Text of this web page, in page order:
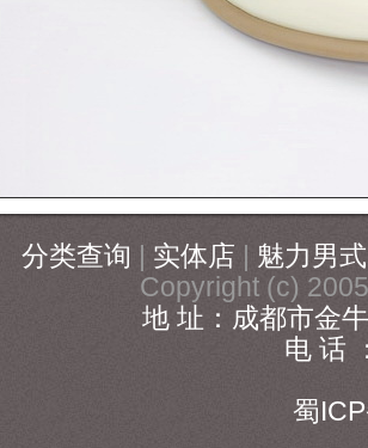
分类查询 | 实体店 | 魅力男式
Copyright (c)
地 址：成都市金
电 话
蜀